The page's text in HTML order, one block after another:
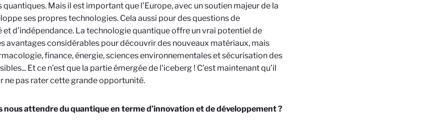
Mais il est important que l’Europe, avec un soutien majeur de la
ses propres technologies. Cela aussi pour des questions de
et d’indépendance. La technologie quantique offre un vrai potentiel de
avantages considérables pour découvrir des nouveaux matériaux, mais
finance, énergie, sciences environnementales et sécurisation des
Et ce n’est que la partie émergée de l'iceberg ! C’est maintenant qu’il
ne pas rater cette grande opportunité.
nous attendre du quantique en terme d’innovation et de développement ?